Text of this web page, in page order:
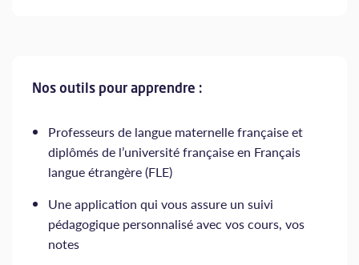
Nos outils pour apprendre :
Professeurs de langue maternelle française et
diplômés de l’université française en Français
langue étrangère (FLE)
Une application qui vous assure un suivi
pédagogique personnalisé avec vos cours, vos
notes